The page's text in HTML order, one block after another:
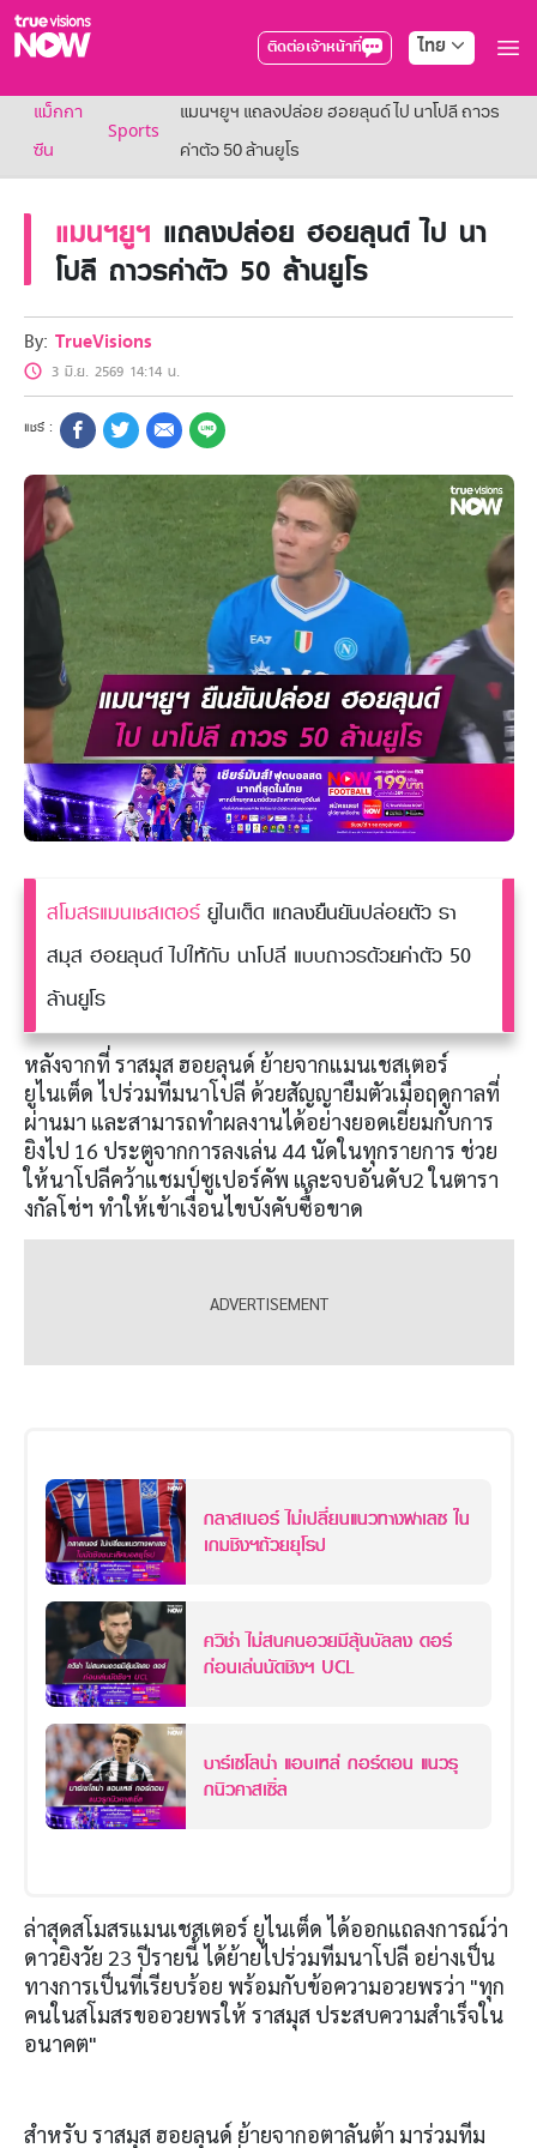
ติดต่อเจ้าหน้าที่ ไทย
True AF2026
แพ็กเกจ
NOW SPORTS
NOW Muay Thai
แพ็กเกจทรูวิชันส์นาวทั้งหมด
เคเบิลและจานดาวเทียม
สิทธิพิเศษ
สิทธิพิเศษลูกค้าทรูวิชั่นส์
Showtime
HoReCa
แพ็กเกจสำหรับผู้ประกอบการ
หาร้านร่วมรายการ
FAQs
แม็กกา
ซีน
Sports
แมนฯยูฯ แถลงปล่อย ฮอยลุนด์ ไป นาโปลี ถาวร
ค่าตัว 50 ล้านยูโร
แมนฯยูฯ แถลงปล่อย ฮอยลุนด์ ไป นา
โปลี ถาวรค่าตัว 50 ล้านยูโร
By: TrueVisions
3 มิ.ย. 2569 14:14 น.
สโมสรแมนเชสเตอร์ ยูไนเต็ด แถลงยืนยันปล่อยตัว รา
สมุส ฮอยลุนด์ ไปให้กับ นาโปลี แบบถาวรด้วยค่าตัว 50
ล้านยูโร
หลังจากที่ ราสมุส ฮอยลุนด์ ย้ายจากแมนเชสเตอร์
ยูไนเต็ด ไปร่วมทีมนาโปลี ด้วยสัญญายืมตัวเมื่อฤดูกาลที่
ผ่านมา และสามารถทำผลงานได้อย่างยอดเยี่ยมกับการ
ยิงไป 16 ประตูจากการลงเล่น 44 นัดในทุกรายการ ช่วย
ให้นาโปลีคว้าแชมป์ซูเปอร์คัพ และจบอันดับ2 ในตารา
งกัลโช่ฯ ทำให้เข้าเงื่อนไขบังคับซื้อขาด
กลาสเนอร์ ไม่เปลี่ยนแนวทางพาเลซ ใน
เกมชิงฯถ้วยยุโรป
ควิช่า ไม่สนคนอวยมีลุ้นบัลลง ดอร์
ก่อนเล่นนัดชิงฯ UCL
บาร์เซโลน่า แอบเหล่ กอร์ดอน แนวรุ
กนิวคาสเซิ่ล
ล่าสุดสโมสรแมนเชสเตอร์ ยูไนเต็ด ได้ออกแถลงการณ์ว่า
ดาวยิงวัย 23 ปีรายนี้ ได้ย้ายไปร่วมทีมนาโปลี อย่างเป็น
ทางการเป็นที่เรียบร้อย พร้อมกับข้อความอวยพรว่า "ทุก
คนในสโมสรขออวยพรให้ ราสมุส ประสบความสำเร็จใน
อนาคต"
สำหรับ ราสมุส ฮอยลุนด์ ย้ายจากอตาลันต้า มาร่วมทีม